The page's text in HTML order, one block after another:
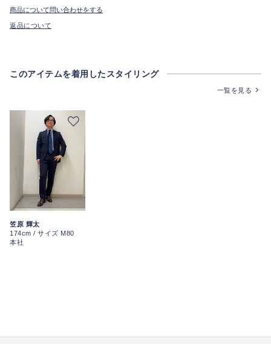
商品について問い合わせをする
返品について
このアイテムを着用したスタイリング
一覧を見る
笠原 輝太
174cm / サイズ M80
本社